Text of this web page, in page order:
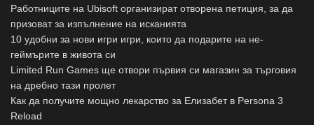
Работниците на Ubisoft организират отворена петиция, за да
призоват за изпълнение на исканията
10 удобни за нови игри игри, които да подарите на не-
геймърите в живота си
Limited Run Games ще отвори първия си магазин за търговия
на дребно тази пролет
Как да получите мощно лекарство за Елизабет в Persona 3
Reload